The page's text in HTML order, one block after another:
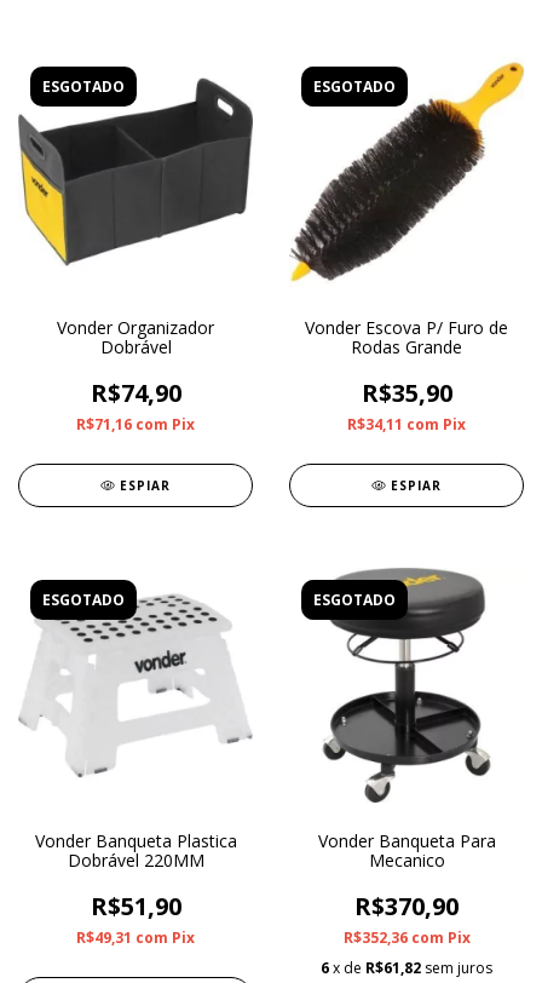
ESGOTADO
Vonder Organizador
Dobrável
R$74,90
R$71,16 com Pix
ESPIAR
ESGOTADO
Vonder Escova P/ Furo de
Rodas Grande
R$35,90
R$34,11 com Pix
ESPIAR
ESGOTADO
Vonder Banqueta Plastica
Dobrável 220MM
R$51,90
R$49,31 com Pix
ESGOTADO
Vonder Banqueta Para
Mecanico
R$370,90
R$352,36 com Pix
6x de R$61,82 sem juros